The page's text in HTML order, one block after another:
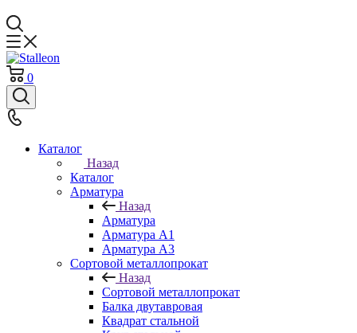
0
Каталог
Назад
Каталог
Арматура
Назад
Арматура
Арматура A1
Арматура А3
Сортовой металлопрокат
Назад
Сортовой металлопрокат
Балка двутавровая
Квадрат стальной